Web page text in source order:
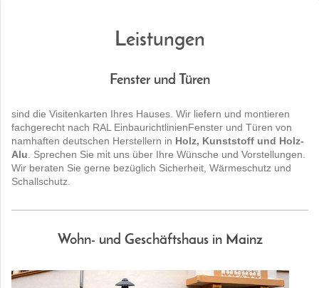
Leistungen
Fenster und Türen
sind die Visitenkarten Ihres Hauses. Wir liefern und montieren
fachgerecht nach RAL EinbaurichtlinienFenster und Türen von
namhaften deutschen Herstellern in Holz, Kunststoff und Holz-
Alu . Sprechen Sie mit uns über Ihre Wünsche und Vorstellungen.
Wir beraten Sie gerne bezüglich Sicherheit, Wärmeschutz und
Schallschutz.
Wohn- und Geschäftshaus in Mainz